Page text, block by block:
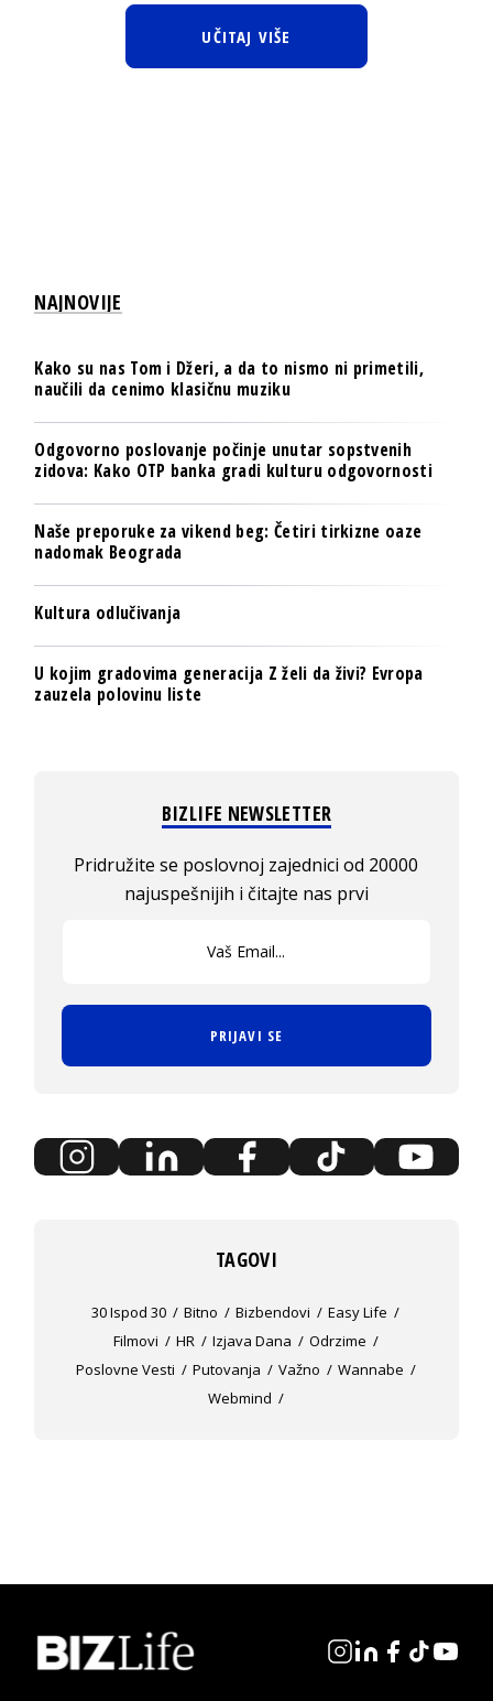
UČITAJ VIŠE
NAJNOVIJE
Kako su nas Tom i Džeri, a da to nismo ni primetili,
naučili da cenimo klasičnu muziku
Odgovorno poslovanje počinje unutar sopstvenih
zidova: Kako OTP banka gradi kulturu odgovornosti
Naše preporuke za vikend beg: Četiri tirkizne oaze
nadomak Beograda
Kultura odlučivanja
U kojim gradovima generacija Z želi da živi? Evropa
zauzela polovinu liste
BIZLIFE NEWSLETTER
Pridružite se poslovnoj zajednici od 20000
najuspešnijih i čitajte nas prvi
PRIJAVI SE
TAGOVI
30 Ispod 30 Bitno Bizbendovi
Easy Life
Filmovi
HR Izjava Dana
Odrzime
Poslovne Vesti
Putovanja Važno
Wannabe
Webmind